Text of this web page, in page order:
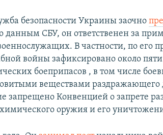
безопасности Украины заочно
данным СБУ, он ответственен за
В частности, по его
войны зафиксировано около
боеприпасов , в том числе
веществами раздражающего
запрещено Конвенцией о запрете
оружия и его